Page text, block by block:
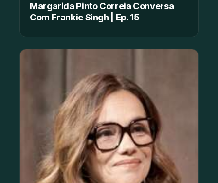
Margarida Pinto Correia Conversa
Com Frankie Singh | Ep. 15